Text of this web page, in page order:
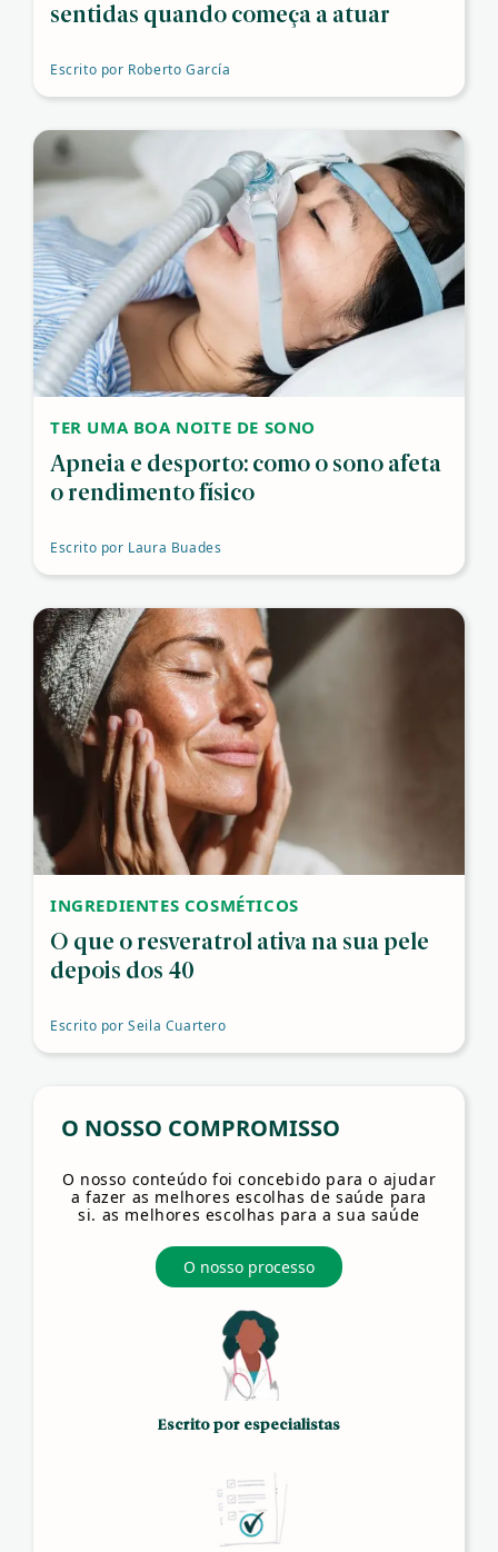
sentidas quando começa a atuar
Escrito por Roberto García
TER UMA BOA NOITE DE SONO
Apneia e desporto: como o sono afeta
o rendimento físico
Escrito por Laura Buades
INGREDIENTES COSMÉTICOS
O que o resveratrol ativa na sua pele
depois dos 40
Escrito por Seila Cuartero
O NOSSO COMPROMISSO
O nosso conteúdo foi concebido para o ajudar
a fazer as melhores escolhas de saúde para
si. as melhores escolhas para a sua saúde
O nosso processo
Escrito por especialistas